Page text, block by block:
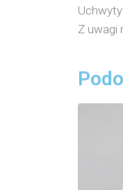
Z uwagi